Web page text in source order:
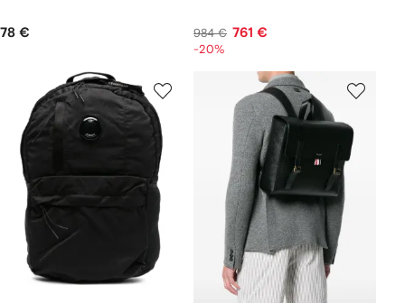
78 € 984 € 761 €
-20%